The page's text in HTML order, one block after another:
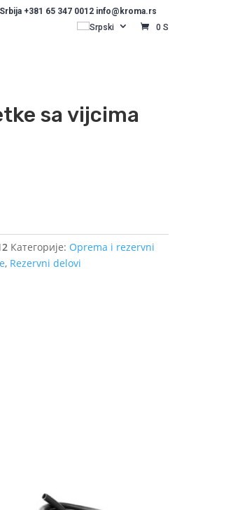
+381 65 347 0012 info@kroma.rs
Srpski
0 S
sa vijcima
Категорије: Oprema i rezervni
, Rezervni delovi